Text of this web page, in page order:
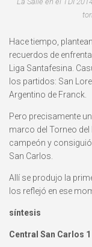
Hace tiempo,
recuerdos de
Liga Santafesina.
los partidos: San
Argentino de Franck.
Pero precisamente
marco del Torneo
campeón y consiguió
San Carlos.
Allí se produjo la
los reflejó en ese
síntesis
Central San Carlos 1